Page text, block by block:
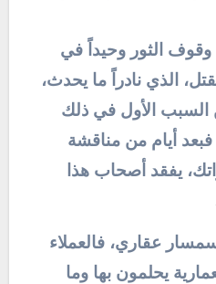
الثور وحيداً في
الذي نادراً ما يحدث،
السبب الأول في ذلك
أيام من مناقشة
يفقد أصحاب هذا
عقاري، فالعملاء
يحلمون بها وما